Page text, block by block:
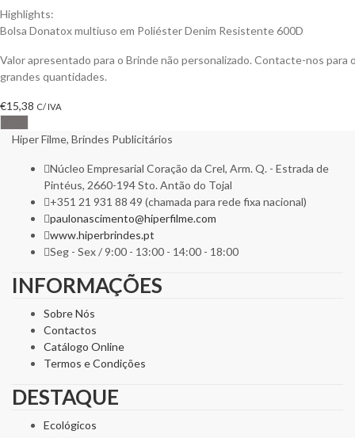
Highlights:
Bolsa Donatox multiuso em Poliéster Denim Resistente 600D
Valor apresentado para o Brinde não personalizado. Contacte-nos
grandes quantidades.
€15,38 C/ IVA
Hiper Filme, Brindes Publicitários
Núcleo Empresarial Coração da Crel, Arm. Q. - Estrada de
Pintéus, 2660-194 Sto. Antão do Tojal
+351 21 931 88 49 (chamada para rede fixa nacional)
paulonascimento@hiperfilme.com
www.hiperbrindes.pt
Seg - Sex / 9:00 - 13:00 - 14:00 - 18:00
INFORMAÇÕES
Sobre Nós
Contactos
Catálogo Online
Termos e Condições
DESTAQUE
Ecológicos